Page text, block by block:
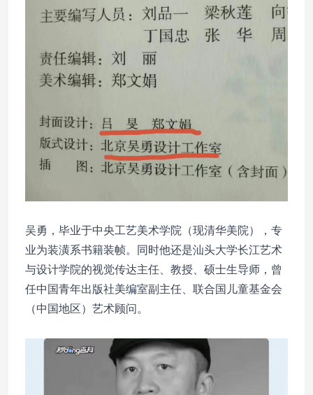
吴勇，毕业于中央工艺美术学院（现清华美院），专
业为装潢系书籍装帧。同时他还是汕头大学长江艺术
与设计学院的视觉传达主任、教授、硕士生导师，曾
任中国青年出版社美编室副主任、联合国儿童基金会
（中国地区）艺术顾问。